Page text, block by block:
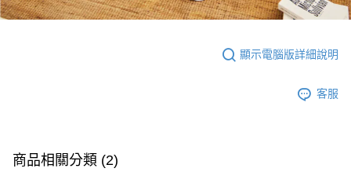
顯示電腦版詳細說明
客服
商品相關分類 (2)